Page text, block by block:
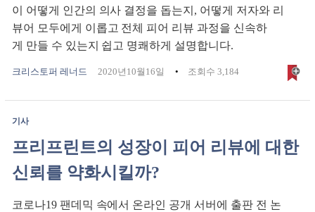
이 어떻게 인간의 의사 결정을 돕는지, 어떻게 저자와 리
뷰어 모두에게 이롭고 전체 피어 리뷰 과정을 신속하
게 만들 수 있는지 쉽고 명쾌하게 설명합니다.
크리스토퍼 레너드 2020년10월16일 조회수 3,184
기사
프리프린트의 성장이 피어 리뷰에 대한
신뢰를 약화시킬까?
코로나19 팬데믹 속에서 온라인 공개 서버에 출판 전 논